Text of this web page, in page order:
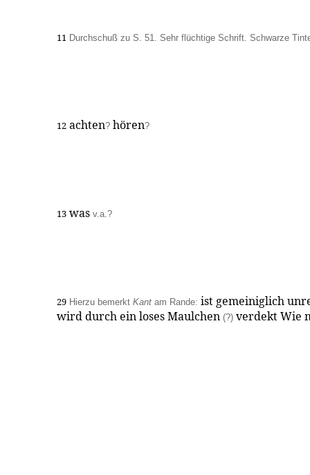
11 Durchschuß zu S. 51. Sehr flüchtige Schrift. Schwarze
12 achten? hören?
13 was v.a.?
29 Hierzu bemerkt Kant am Rande: ist gemeiniglich
wird durch ein loses Maulchen (?) verdekt Wie